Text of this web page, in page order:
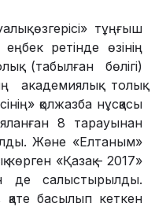
өзгерісі» тұңғыш
ретінде өзінің
(табылған бөлігі)
академиялық толық
қолжазба нұсқасы
8 тарауынан
Және «Елтаным»
«Қазақ – 2017»
де салыстырылды.
қате басылып кеткен